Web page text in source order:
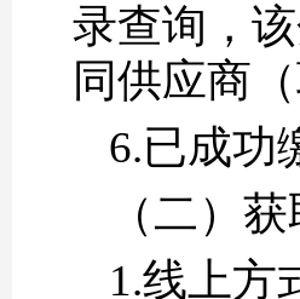
录查询，
同供应商
6.已成功
（二）
1.线上方